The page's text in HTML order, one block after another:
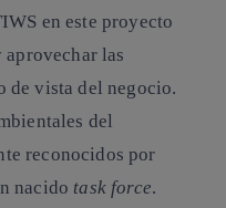
en este proyecto
las
de vista del negocio.
del
reconocidos por
nacido task force.